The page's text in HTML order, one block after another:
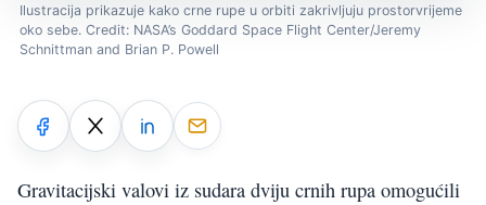
Ilustracija prikazuje kako crne rupe u orbiti zakrivljuju prostorvrijeme
oko sebe. Credit: NASA’s Goddard Space Flight Center/Jeremy
Schnittman and Brian P. Powell
Gravitacijski valovi iz sudara dviju crnih rupa omogućili